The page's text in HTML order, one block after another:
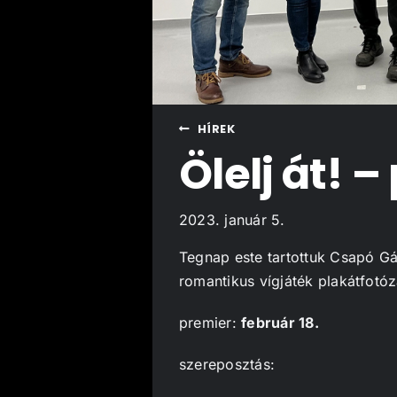
HÍREK
Ölelj át!
2023. január 5.
Tegnap este tartottuk Csapó
romantikus vígjáték
premier:február 18.
szereposztás: